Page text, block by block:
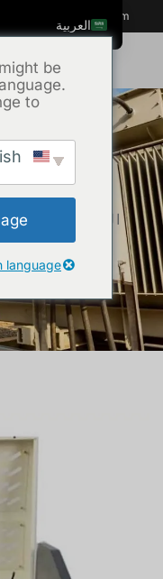
info@kvhipot.com
المحولات
be
to:
language
العربية
Русский
Español
do Brasil
de Colombia
de México
de Argentina
Polski